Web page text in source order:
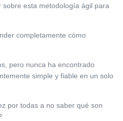
esta metodología ágil para
completamente cómo
pero nunca ha encontrado
simple y fiable en un solo
por todas a no saber qué son